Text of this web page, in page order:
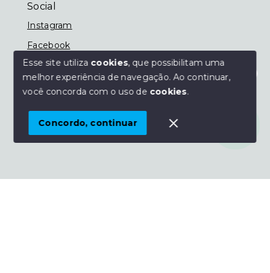
Olá! Estamos disponíveis para te ajudar.
Social
Instagram
Facebook
© Copyright 2026 - Imobiliária Nassif - Todos os
SITE PARA IMOBILIARIA
Esse site utiliza cookies, que possibilitam uma
melhor experiência de navegação.Ao continuar,
você concorda com o uso de cookies.
Concordo, continuar